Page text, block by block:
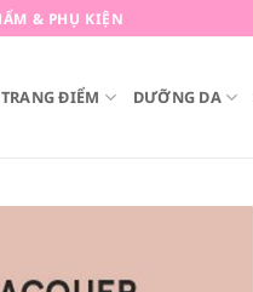
& PHỤ KIỆN
TRANG ĐIỂM DƯỠNG DA